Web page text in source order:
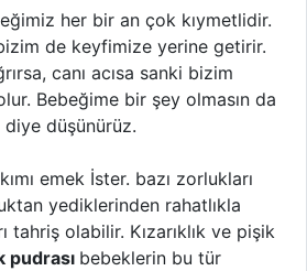
her bir an çok kıymetlidir.
de keyfimize yerine getirir.
canı acısa sanki bizim
Bebeğime bir şey olmasın da
diye düşünürüz.
emek İster. bazı zorlukları
yediklerinden rahatlıkla
tahriş olabilir. Kızarıklık ve pişik
pudrası bebeklerin bu tür